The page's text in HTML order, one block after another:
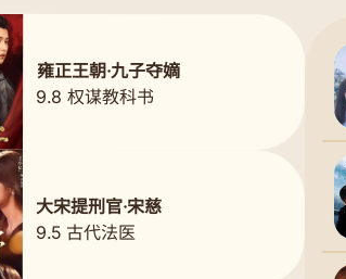
雍正王朝·九子夺嫡
9.8 权谋教科书
大宋提刑官·宋慈
9.5 古代法医